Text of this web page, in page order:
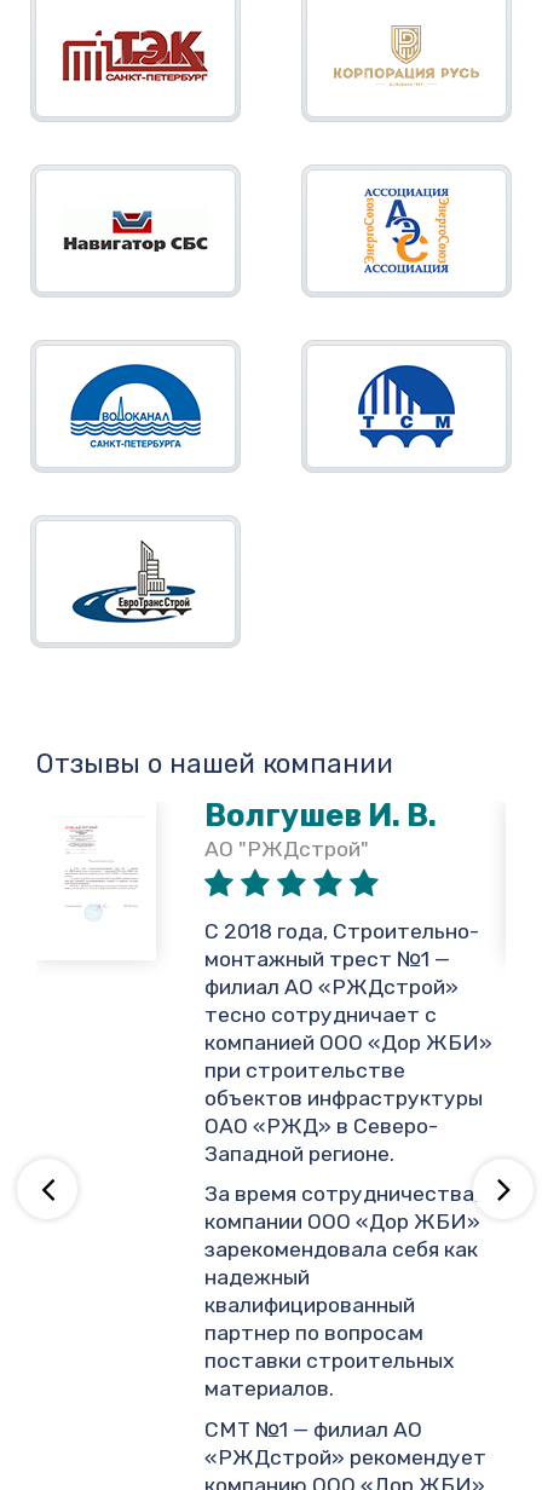
Отзывы о нашей компании
Волгушев И. В.
АО "РЖДстрой"
С 2018 года, Строительно-
монтажный трест №1 —
филиал АО «РЖДстрой»
тесно сотрудничает с
компанией ООО «Дор ЖБИ»
при строительстве
объектов инфраструктуры
ОАО «РЖД» в Северо-
Западной регионе.
За время сотрудничества,
компании ООО «Дор ЖБИ»
зарекомендовала себя как
надежный
квалифицированный
партнер по вопросам
поставки строительных
материалов.
СМТ №1 — филиал АО
«РЖДстрой» рекомендует
компанию ООО «Дор ЖБИ»,